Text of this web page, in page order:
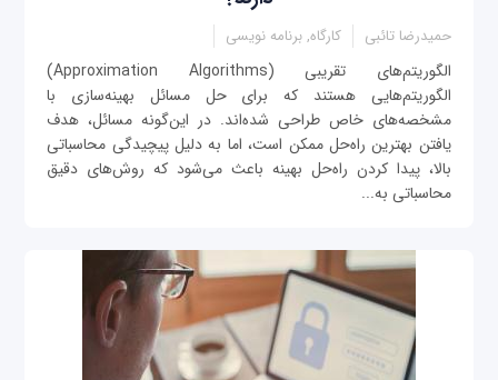
حمیدرضا تائبی کارگاه, برنامه نویسی
الگوریتم‌های تقریبی (Approximation Algorithms)
الگوریتم‌هایی هستند که برای حل مسائل بهینه‌سازی با
مشخصه‌های خاص طراحی شده‌اند. در این‌گونه مسائل، هدف
یافتن بهترین راه‌حل ممکن است، اما به دلیل پیچیدگی محاسباتی
بالا، پیدا کردن راه‌حل بهینه باعث می‌شود که روش‌های دقیق
محاسباتی به...